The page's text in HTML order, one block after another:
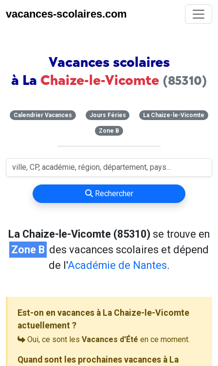
vacances-scolaires.com
Vacances scolaires
à La Chaize-le-Vicomte (85310)
Calendrier Vacances Jours Féries La Chaize-le-Vicomte
Zone B
Rechercher
La Chaize-le-Vicomte (85310) se trouve en
Zone B des vacances scolaires et dépend
de l'Académie de Nantes.
Est-on en vacances à La Chaize-le-Vicomte
actuellement ?
Oui, ce sont les Vacances d'Été en ce moment.
Quand sont les prochaines vacances à La